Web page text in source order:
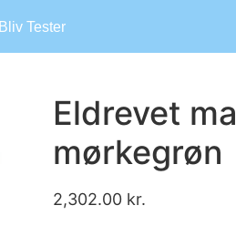
Bliv Tester
Eldrevet
mørkegrøn
2,302.00 kr.